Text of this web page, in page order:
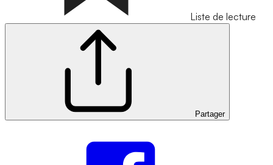
Liste de lecture
Partager